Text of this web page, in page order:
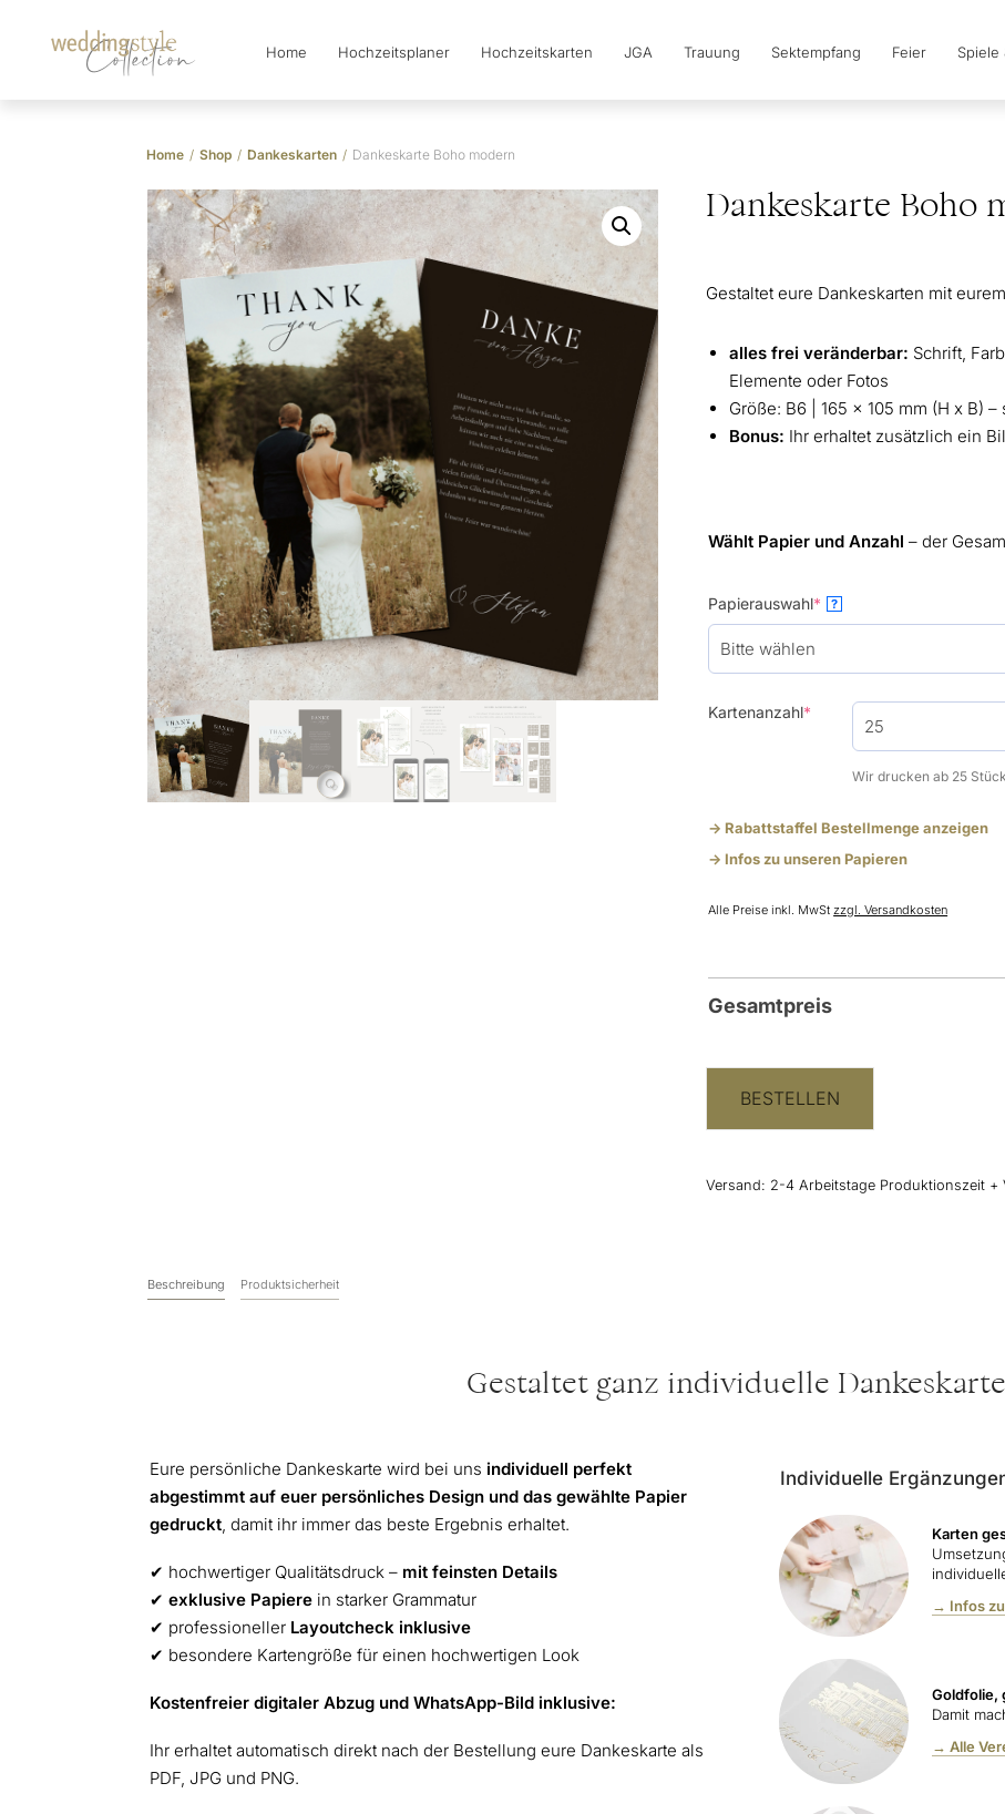
Collection Home Hochzeitsplaner Hochzeitskarten JGA Trauung Sektempfang Feier Spiele
Home / Shop / Dankeskarten / Dankeskarte Boho modern
Dankeskarte Boho
Gestaltet eure Dankeskarten mit
alles frei veränderbar: Schrift,
Elemente oder Fotos
Größe: B6 | 165 x 105 mm (H x B)
Bonus: Ihr erhaltet zusätzlich ein
Wählt Papier und Anzahl– der
Papierauswahl* (required)
?
Kartenanzahl* (required)
Wir drucken ab 25
-> Rabattstaffel Bestellmenge anzeigen
-> Infos zu unseren Papieren
Alle Preise inkl. MwStzzgl. Versandkosten
Gesamtpreis
BESTELLEN
Versand: 2-4 Arbeitstage Produktionszeit +
Beschreibung Produktsicherheit
Gestaltet ganz individuelle
Eure persönliche Dankeskarte wird bei uns individuell perfekt
abgestimmt auf euer persönliches Design und das gewählte Papier
gedruckt, damit ihr immer das beste Ergebnis erhaltet.
✔︎ hochwertiger Qualitätsdruck – mit feinsten Details
✔︎ exklusive Papiere in starker Grammatur
✔︎ professioneller Layoutcheck inklusive
✔︎ besondere Kartengröße für einen hochwertigen Look
Kostenfreier digitaler Abzug und WhatsApp-Bild inklusive:
Ihr erhaltet automatisch direkt nach der Bestellung eure Dankeskarte als
PDF, JPG und PNG.
Individuelle
Karten
→ Infos
Goldfolie,
Damit
→ Alle